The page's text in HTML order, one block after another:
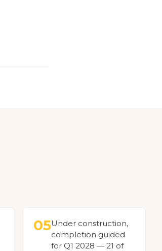
05Under construction,
completion guided
for Q1 2028 — 21 of